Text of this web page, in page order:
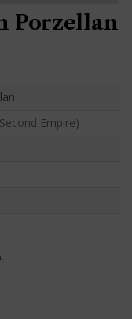
Porzellan
Empire)